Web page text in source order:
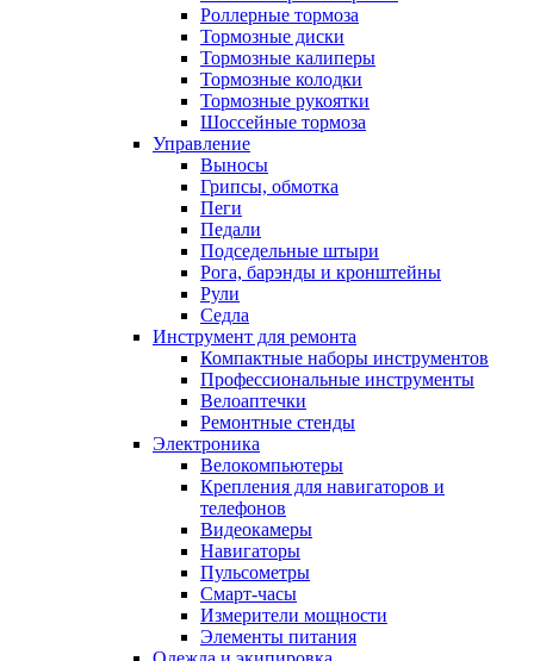
Роллерные тормоза
Тормозные диски
Тормозные калиперы
Тормозные колодки
Тормозные рукоятки
Шоссейные тормоза
Управление
Выносы
Грипсы, обмотка
Пеги
Педали
Подседельные штыри
Рога, барэнды и кронштейны
Рули
Седла
Инструмент для ремонта
Компактные наборы инструментов
Профессиональные инструменты
Велоаптечки
Ремонтные стенды
Электроника
Велокомпьютеры
Крепления для навигаторов и
телефонов
Видеокамеры
Навигаторы
Пульсометры
Смарт-часы
Измерители мощности
Элементы питания